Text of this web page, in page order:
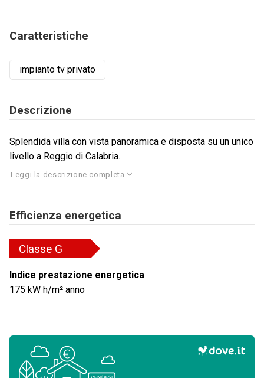
Caratteristiche
impianto tv privato
Descrizione
Splendida villa con vista panoramica e disposta su un unico
livello a Reggio di Calabria.
Leggi la descrizione completa
Efficienza energetica
Classe G
Indice prestazione energetica
175 kW h/m² anno